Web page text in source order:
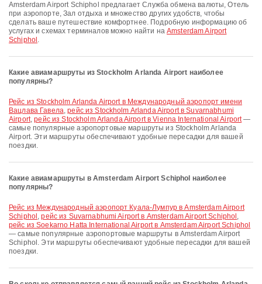
Amsterdam Airport Schiphol предлагает Служба обмена валюты, Отель
при аэропорте, Зал отдыха и множество других удобств, чтобы
сделать ваше путешествие комфортнее. Подробную информацию об
услугах и схемах терминалов можно найти наAmsterdam Airport
Schiphol .
Какие авиамаршруты из Stockholm Arlanda Airport наиболее
популярны?
рейс из Stockholm Arlanda Airport в Международный аэропорт имени
Вацлава Гавела,рейс из Stockholm Arlanda Airport в Suvarnabhumi
Airport,рейс из Stockholm Arlanda Airport в Vienna International Airport—
самые популярные аэропортовые маршруты из Stockholm Arlanda
Airport. Эти маршруты обеспечивают удобные пересадки для вашей
поездки.
Какие авиамаршруты в Amsterdam Airport Schiphol наиболее
популярны?
рейс из Международный аэропорт Куала-Лумпур в Amsterdam Airport
Schiphol ,рейс из Suvarnabhumi Airport в Amsterdam Airport Schiphol ,
рейс из Soekarno Hatta International Airport в Amsterdam Airport Schiphol
— самые популярные аэропортовые маршруты в Amsterdam Airport
Schiphol. Эти маршруты обеспечивают удобные пересадки для вашей
поездки.